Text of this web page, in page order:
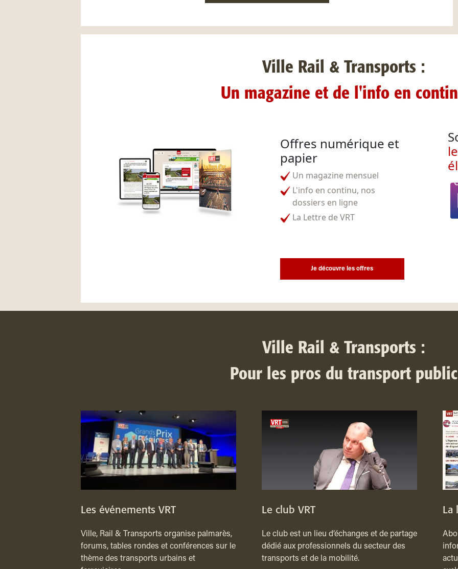
Ville Rail & Transports :
Un magazine et de l'info en
Offres numérique et
papier
Un magazine mensuel
L'info en continu, nos
dossiers en ligne
La Lettre de VRT
Je découvre les offres
Ville Rail & Transports :
Pour les pros du transport public
Les événements VRT
Ville, Rail & Transports organise palmarès,
forums, tables rondes et conférences sur le
thème des transports urbains et
Le club VRT
Le club est un lieu d’échanges et de partage
dédié aux professionnels du secteur des
transports et de la mobilité.
La